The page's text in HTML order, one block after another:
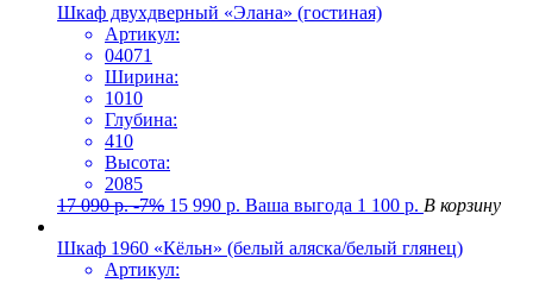
Шкаф двухдверный «Элана» (гостиная)
Артикул:
04071
Ширина:
1010
Глубина:
410
Высота:
2085
17 090р. -7% 15 990 р. Ваша выгода 1 100 р. В корзину
Шкаф 1960 «Кёльн» (белый аляска/белый глянец)
Артикул: